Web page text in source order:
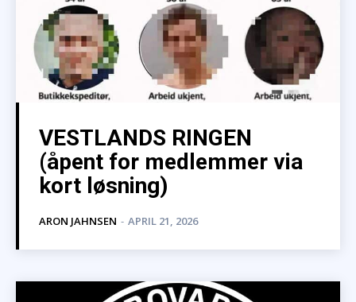
VESTLANDS RINGEN
(åpent for medlemmer via
kort løsning)
ARON JAHNSEN - APRIL 21, 2026